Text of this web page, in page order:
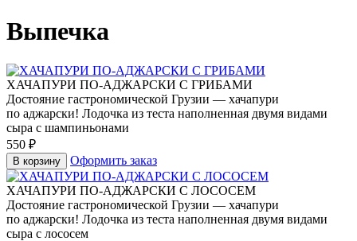
Выпечка
ХАЧАПУРИ ПО-АДЖАРСКИ С ГРИБАМИ
Достояние гастрономической Грузии — хачапури
по аджарски! Лодочка из теста наполненная двумя видами
сыра с шампиньонами
550 ₽
В корзину Оформить заказ
ХАЧАПУРИ ПО-АДЖАРСКИ С ЛОСОСЕМ
Достояние гастрономической Грузии — хачапури
по аджарски! Лодочка из теста наполненная двумя видами
сыра с лососем